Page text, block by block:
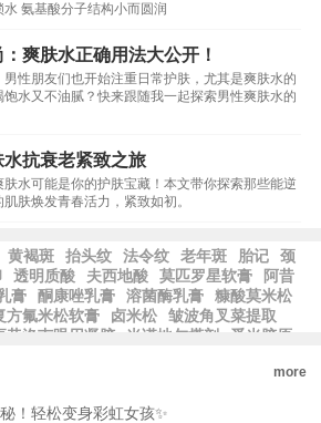
氨基酸分子结构小而圆润
爽肤水正确用法大公开！
性朋友们也开始注重日常护肤，尤其是爽肤水的
水又不油腻？快来跟随我一起探索男性爽肤水的
抗衰老紧致之旅
水可能是你的护肤宝藏！本文带你探索那些能逆
肤焕发青春活力，紧致如初。
黄褐斑 抬头纹 法令纹 老年斑 胎记
颈
透明质酸 夫西地酸 莫匹罗星软膏
阿昔
膏 酮康唑乳膏 溶菌酶乳膏
糠酸莫米松
方氟米松软膏 卤米松
皱波角叉菜提取
昔洛韦眼用凝胶 米诺地尔搽剂
觅光胶原
露得清more
！轻松变身彩虹女孩✨